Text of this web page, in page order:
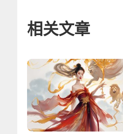
相关文章